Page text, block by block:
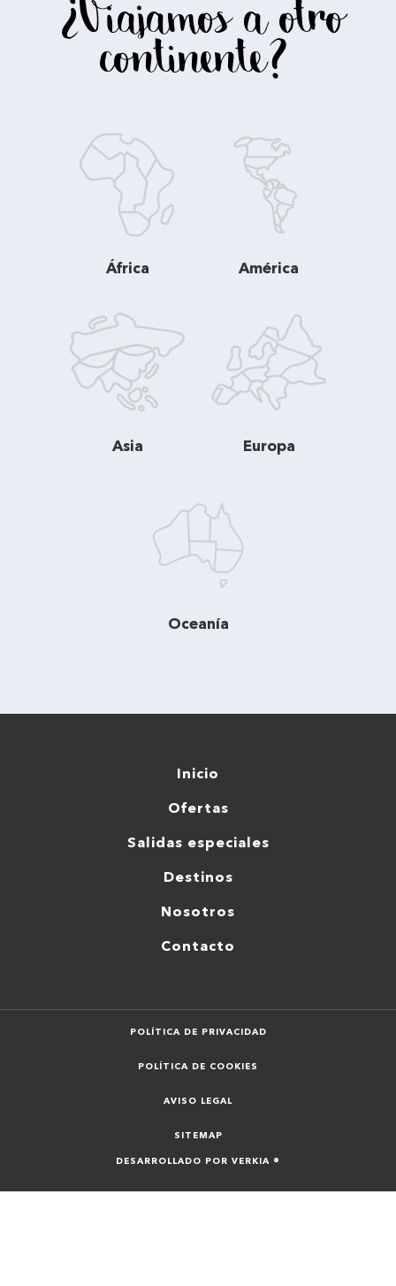
¿Viajamos a otro
continente?
África América
Asia Europa
Oceanía
Inicio
Ofertas
Salidas especiales
Destinos
Nosotros
Contacto
POLÍTICA DE PRIVACIDAD
POLÍTICA DE COOKIES
AVISO LEGAL
SITEMAP
DESARROLLADO POR VERKIA ®